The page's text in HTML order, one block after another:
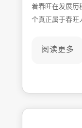
着春旺在发展历
个真正属于春旺
阅读更多